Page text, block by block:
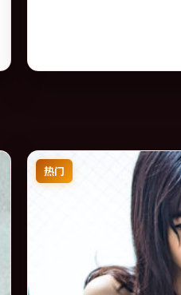
热门